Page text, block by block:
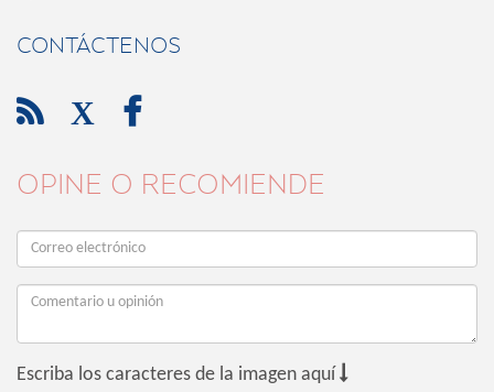
CONTÁCTENOS
 X 
OPINE O RECOMIENDE
Escriba los caracteres de la imagen aquí 